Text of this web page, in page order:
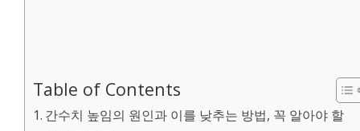
Table of Contents
간수치 높임의 원인과 이를 낮추는 방법, 꼭 알아야 할